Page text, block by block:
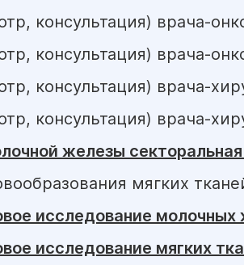
консультация) врача-
консультация) врача-
консультация) врача-
консультация) врача-
железы
мягких
исследование
исследование мягких